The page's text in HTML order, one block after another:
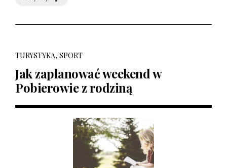
TURYSTYKA, SPORT
Jak zaplanować weekend w
Pobierowie z rodziną